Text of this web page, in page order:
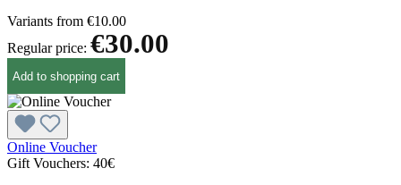
Variants from €10.00
Regular price: €30.00
Add to shopping cart
Online Voucher
Gift Vouchers: 40€